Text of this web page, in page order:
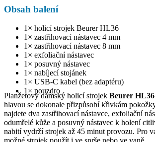
Obsah balení
1× holicí strojek Beurer HL36
1× zastřihovací nástavec 4 mm
1× zastřihovací nástavec 8 mm
1× exfoliační nástavec
1× posuvný nástavec
1× nabíjecí stojánek
1× USB-C kabel (bez adaptéru)
1× pouzdro
Planžetový dámský holicí strojek Beurer HL36
hlavou se dokonale přizpůsobí křivkám
najdete dva zastřihovací nástavce, exfoliační
odumřelé kůže a posuvný nástavec k holení
nabití vydrží strojek až 45 minut provozu. Pro